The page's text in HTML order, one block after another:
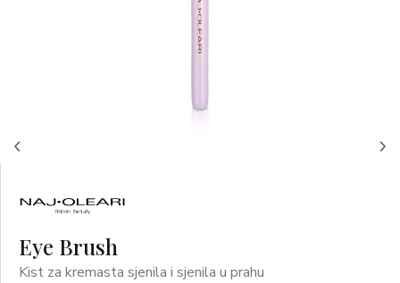
Eye Brush
Kist za kremasta sjenila i sjenila u prahu